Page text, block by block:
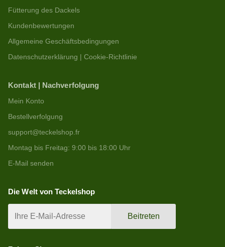
Fütterung des Dackels
Kundenbewertungen
Allgemeine Geschäftsbedingungen
Datenschutzerklärung | Cookie-Richtlinie
Kontakt | Nachverfolgung
Mein Konto
Bestellverfolgung
support@teckelshop.fr
Montag bis Freitag: 9:00 bis 18:00 Uhr
E-Mail senden
Die Welt von Teckelshop
Beitreten